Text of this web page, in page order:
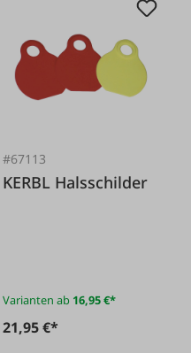
#67113
KERBL Halsschilder
Varianten ab 16,95 €*
21,95 €*